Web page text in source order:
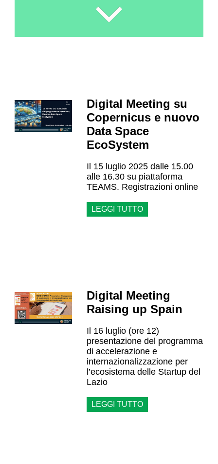
Digital Meeting su
Copernicus e nuovo
Data Space
EcoSystem
Il 15 luglio 2025 dalle 15.00
alle 16.30 su piattaforma
TEAMS. Registrazioni online
LEGGI TUTTO
Digital Meeting
Raising up Spain
Il 16 luglio (ore 12)
presentazione del programma
di accelerazione e
internazionalizzazione per
l’ecosistema delle Startup del
Lazio
LEGGI TUTTO